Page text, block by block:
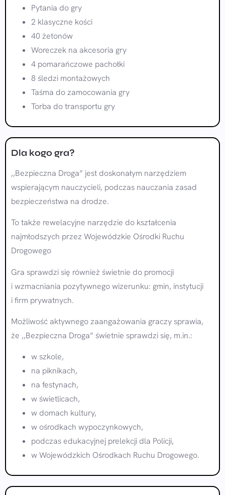
Pytania do gry
2 klasyczne kości
40 żetonów
Woreczek na akcesoria gry
4 pomarańczowe pachołki
8 śledzi montażowych
Taśma do zamocowania gry
Torba do transportu gry
Dla kogo gra?
,,Bezpieczna Droga” jest doskonałym narzędziem
wspierającym nauczycieli, podczas nauczania zasad
bezpieczeństwa na drodze.
To także rewelacyjne narzędzie do kształcenia
najmłodszych przez Wojewódzkie Ośrodki Ruchu
Drogowego
Gra sprawdzi się również świetnie do promocji
i wzmacniania pozytywnego wizerunku: gmin, instytucji
i firm prywatnych.
Możliwość aktywnego zaangażowania graczy sprawia,
że ,,Bezpieczna Droga” świetnie sprawdzi się, m.in.:
w szkole,
na piknikach,
na festynach,
w świetlicach,
w domach kultury,
w ośrodkach wypoczynkowych,
podczas edukacyjnej prelekcji dla Policji,
w Wojewódzkich Ośrodkach Ruchu Drogowego.